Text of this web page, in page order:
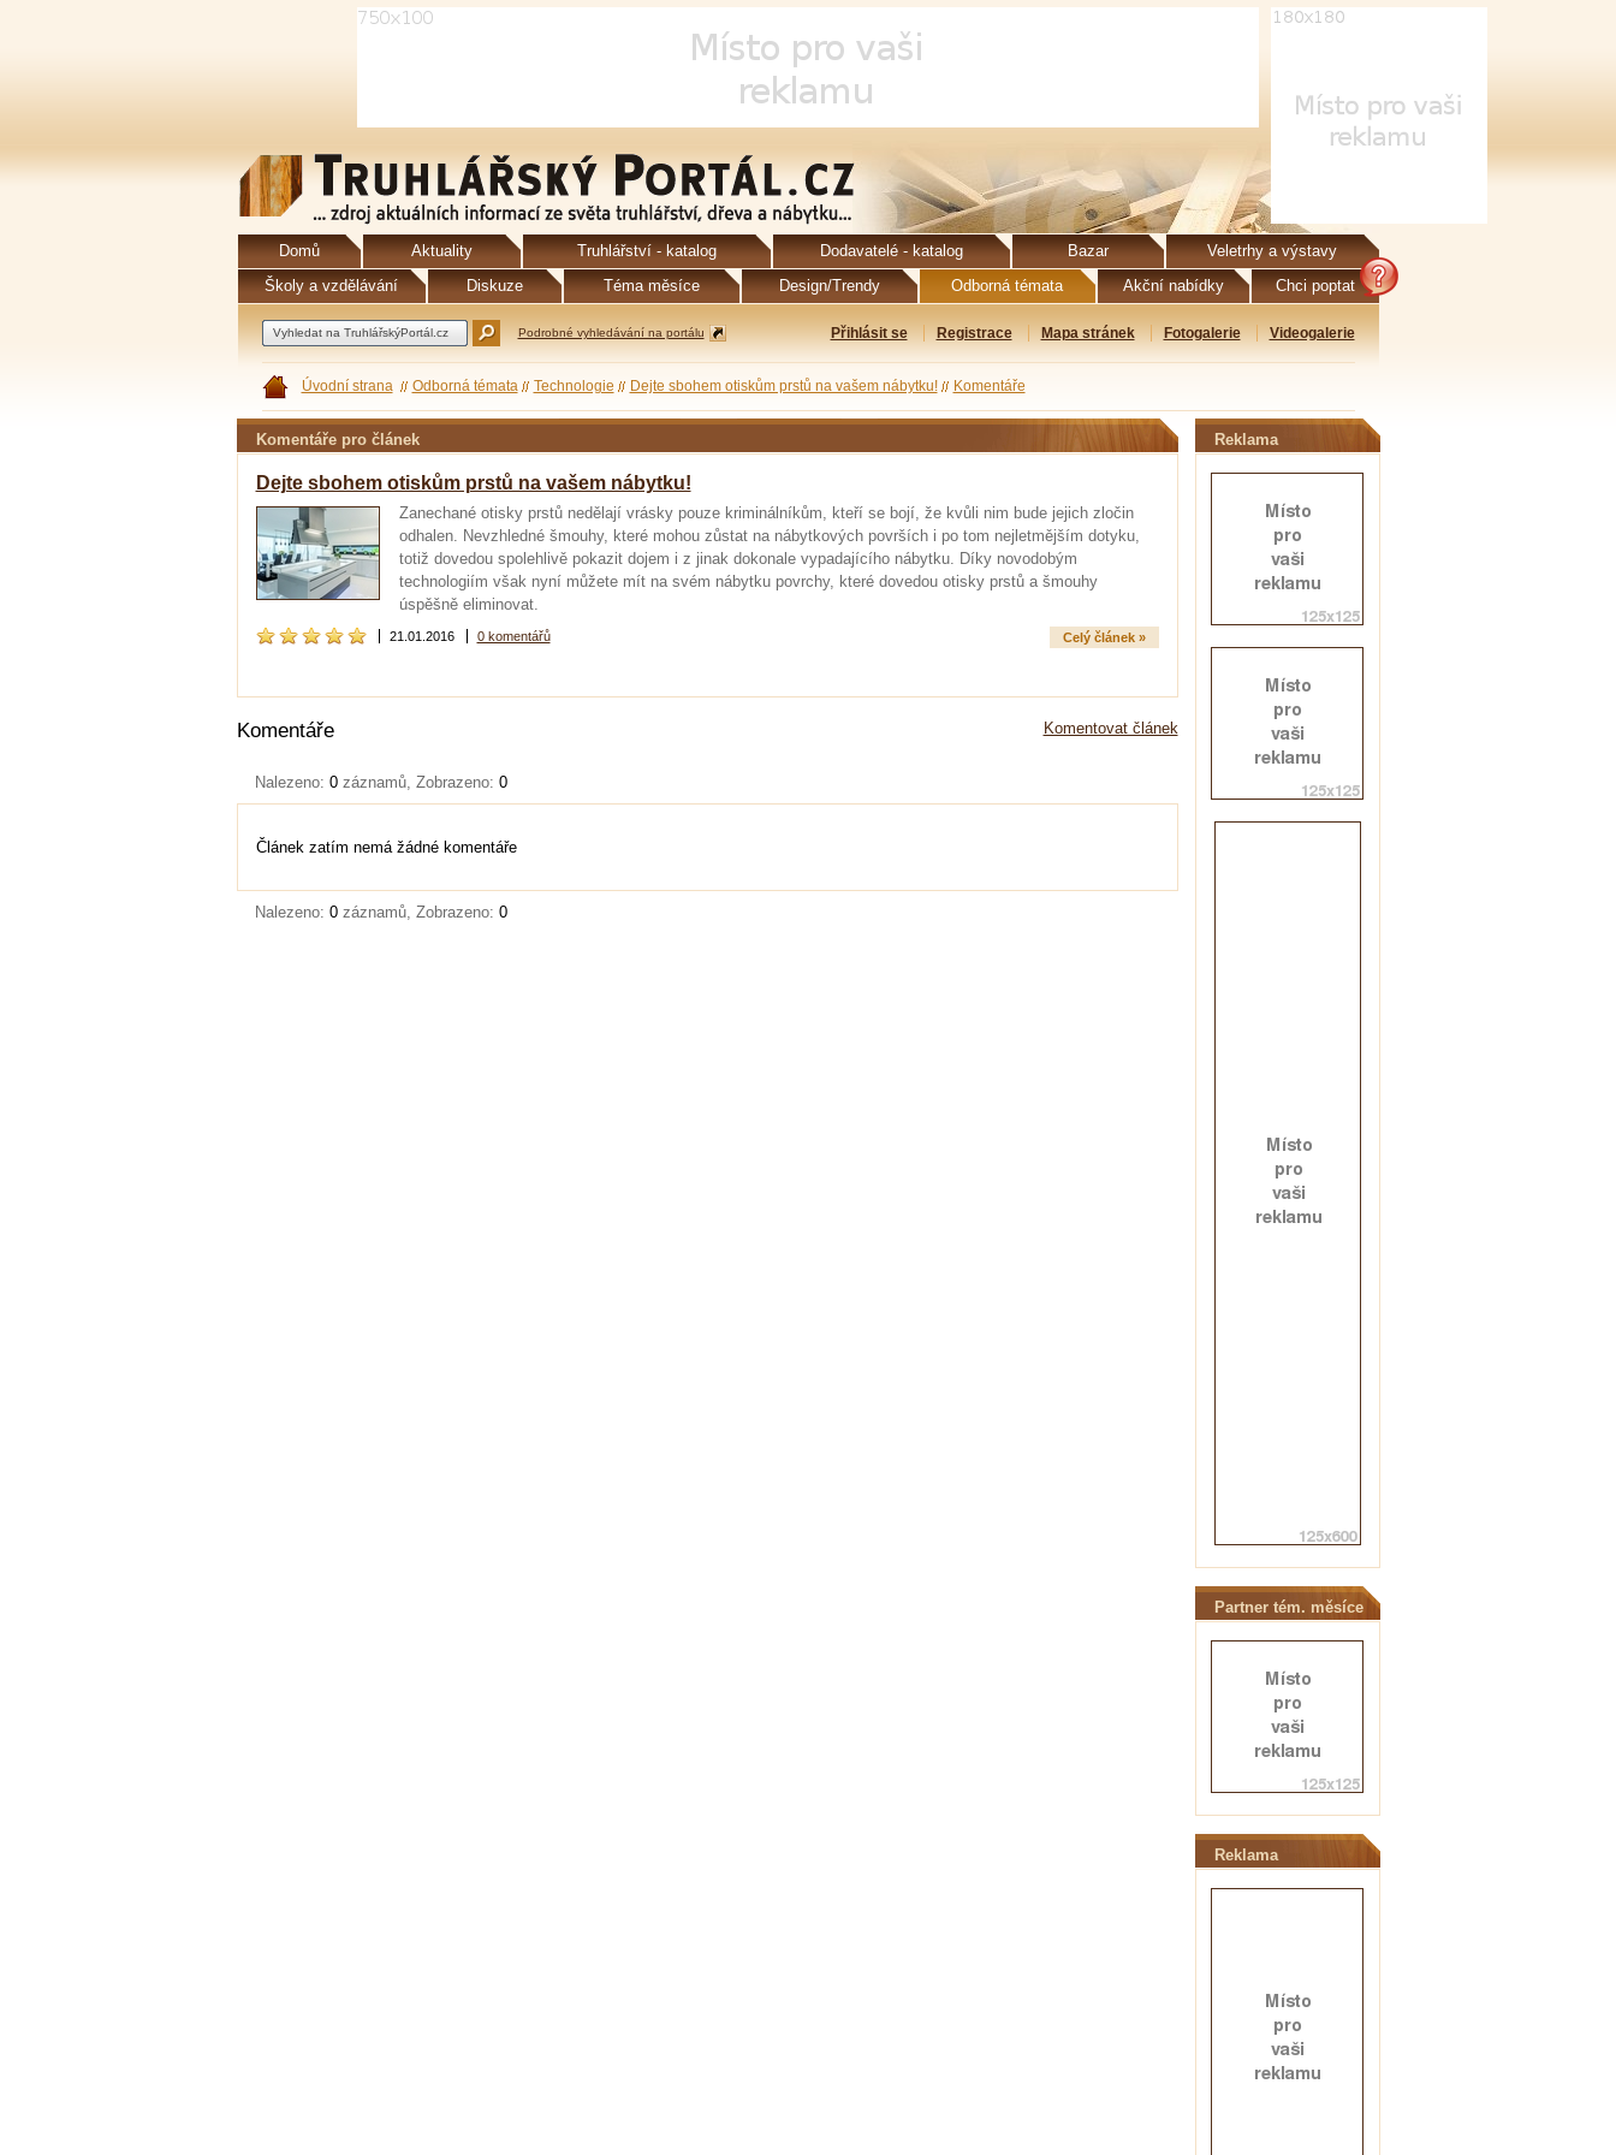
Domů Aktuality Truhlářství - katalog Dodavatelé - katalog Bazar
Veletrhy a výstavy
Školy a vzdělávání
Diskuze Téma měsíce Design/Trendy Odborná témata Akční nabídky Chci poptat
Podrobné vyhledávání na portálu Přihlásit se Registrace Mapa stránek Fotogalerie Videogalerie
Úvodní strana Odborná témata Technologie Dejte sbohem otiskům prstů na vašem nábytku! Komentáře
Komentáře pro článek
Dejte sbohem otiskům prstů na vašem nábytku!
Zanechané otisky prstů nedělají vrásky pouze kriminálníkům, kteří se bojí, že kvůli nim bude jejich zločin
odhalen. Nevzhledné šmouhy, které mohou zůstat na nábytkových površích i po tom nejletmějším dotyku,
totiž dovedou spolehlivě pokazit dojem i z jinak dokonale vypadajícího nábytku. Díky novodobým
technologiím však nyní můžete mít na svém nábytku povrchy, které dovedou otisky prstů a šmouhy
úspěšně eliminovat.
Celý článek »
21.01.2016 0 komentářů
Komentovat článek
Komentáře
Nalezeno: 0 záznamů, Zobrazeno: 0
Článek zatím nemá žádné komentáře
Nalezeno: 0 záznamů, Zobrazeno: 0
Reklama
Partner tém. měsíce
Reklama